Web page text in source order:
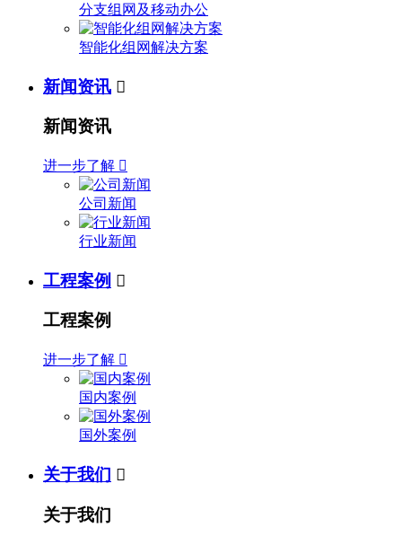
分支组网及移动办公
智能化组网解决方案
新闻资讯 
新闻资讯
进一步了解 
公司新闻
行业新闻
工程案例 
工程案例
进一步了解 
国内案例
国外案例
关于我们 
关于我们